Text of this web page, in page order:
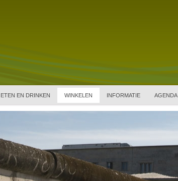
ETEN EN DRINKEN WINKELEN INFORMATIE AGENDA